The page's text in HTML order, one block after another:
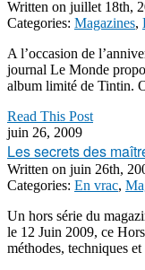
Written on juillet 18th,
Categories: Magazines,
A l’occasion de
journal Le Monde
album limité de Tintin.
Read This Post
juin 26, 2009
Les secrets des
Written on juin 26th,
Categories: En vrac,
Un hors série du
le 12 Juin 2009, ce
méthodes, techniques